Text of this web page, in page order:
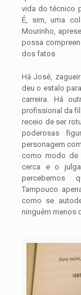
vida do técnico
É, sim, uma
Mourinho,
possa
dos fatos.
Há José,
deu o estalo
carreira. Há
profissional da
receio de ser
poderosas
personagem
como modo de
cerca e o
percebemos
Tampouco
como se
ninguém menos